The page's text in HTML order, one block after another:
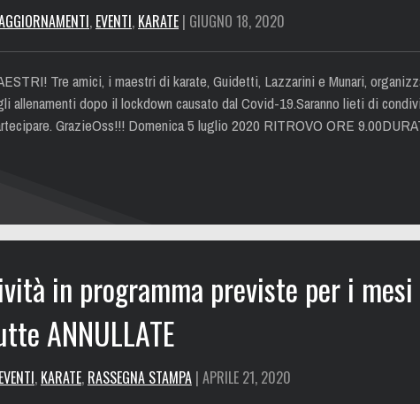
, EVENTI, KARATE | GIUGNO 18, 2020
Tre amici, i maestri di karate, Guidetti, Lazzarini e Munari,
allenamenti dopo il lockdown causato dal Covid-19.Saranno lieti di
GrazieOss!!! Domenica 5 luglio 2020 RITROVO ORE
in programma previste per i
ANNULLATE
EVENTI, KARATE, RASSEGNA STAMPA | APRILE 21, 2020